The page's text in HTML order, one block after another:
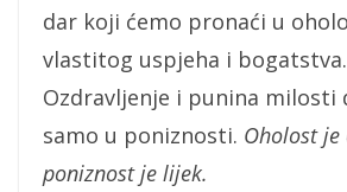
dar koji ćemo pronaći u
vlastitog uspjeha i bogatstva.
Ozdravljenje i punina milosti
samo u poniznosti. Oholost je
poniznost je lijek.